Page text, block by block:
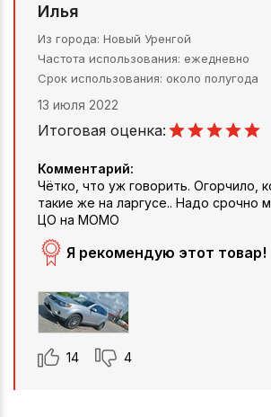
Илья
Из города Новый Уренгой
Частота использования ежедневно
Срок использования около полугода
13 июля 2022
Итоговая оценка:
Комментарий:
Чётко, что уж говорить. Огорчило,
такие же на ларгусе.. Надо срочно
ЦО на МОМО
Я рекомендую этот товар!
14 4